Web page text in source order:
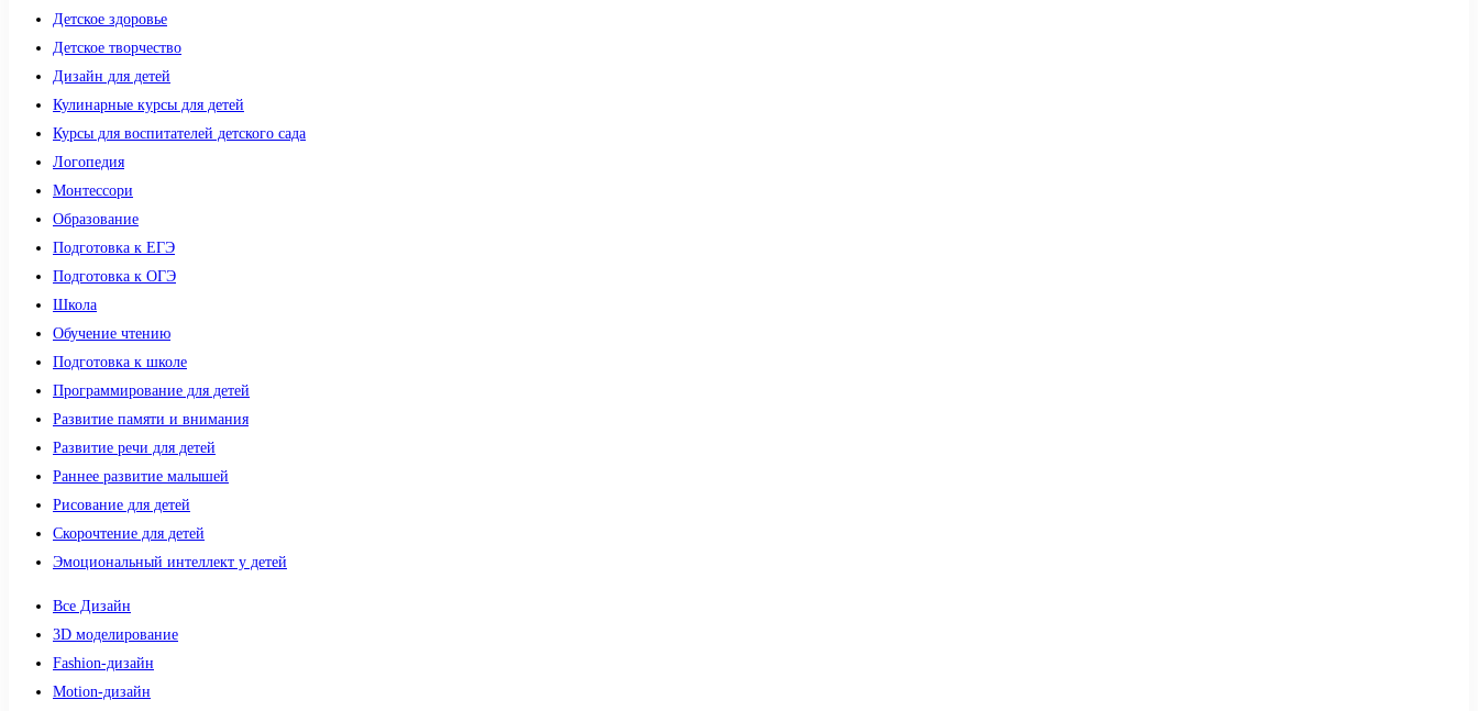
Детское здоровье
Детское творчество
Дизайн для детей
Кулинарные курсы для детей
Курсы для воспитателей детского сада
Логопедия
Монтессори
Образование
Подготовка к ЕГЭ
Подготовка к ОГЭ
Школа
Обучение чтению
Подготовка к школе
Программирование для детей
Развитие памяти и внимания
Развитие речи для детей
Раннее развитие малышей
Рисование для детей
Скорочтение для детей
Эмоциональный интеллект у детей
Все Дизайн
3D моделирование
Fashion-дизайн
Motion-дизайн